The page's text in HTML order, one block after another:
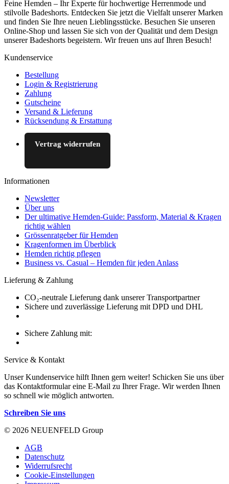
Feine Hemden – Ihr Experte für hochwertige Herrenmode und
stilvolle Badeshorts. Entdecken Sie jetzt die Vielfalt unserer Marken
und finden Sie Ihre neuen Lieblingsstücke. Besuchen Sie unseren
Online-Shop und lassen Sie sich von der Qualität und dem Design
unserer Badeshorts begeistern. Wir freuen uns auf Ihren Besuch!
Kundenservice
Bestellung
Login & Registrierung
Zahlung
Gutscheine
Versand & Lieferung
Rücksendung & Erstattung
Vertrag widerrufen
Informationen
Newsletter
Über uns
Der ultimative Hemden-Guide: Passform, Material & Kragen
richtig wählen
Grössenratgeber für Hemden
Kragenformen im Überblick
Hemden richtig pflegen
Business vs. Casual – Hemden für jeden Anlass
Lieferung & Zahlung
CO₂-neutrale Lieferung dank unserer Transportpartner
Sichere und zuverlässige Lieferung mit DPD und DHL
Sichere Zahlung mit:
Service & Kontakt
Unser Kundenservice hilft Ihnen gern weiter! Schicken Sie uns über
das Kontaktformular eine E-Mail zu Ihrer Frage. Wir werden Ihnen
so schnell wie möglich antworten.
Schreiben Sie uns
© 2026 NEUENFELD Group
AGB
Datenschutz
Widerrufsrecht
Cookie-Einstellungen